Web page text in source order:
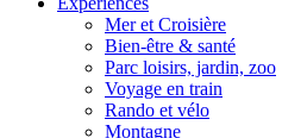
Mer et Croisière
Bien-être & santé
Parc loisirs, jardin, zoo
Voyage en train
Rando et vélo
Montagne